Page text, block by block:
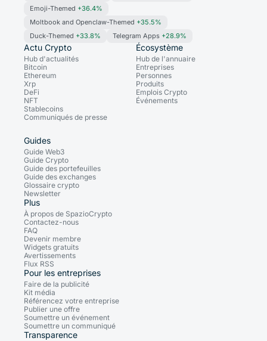
Emoji-Themed +36.4%
Moltbook and Openclaw-Themed +35.5%
Duck-Themed +33.8% Telegram Apps +28.9%
Actu Crypto
Hub d'actualités
Bitcoin
Ethereum
Xrp
DeFi
NFT
Stablecoins
Communiqués de presse
Écosystème
Hub de l'annuaire
Entreprises
Personnes
Produits
Emplois Crypto
Événements
Guides
Guide Web3
Guide Crypto
Guide des portefeuilles
Guide des exchanges
Glossaire crypto
Newsletter
Plus
À propos de SpazioCrypto
Contactez-nous
FAQ
Devenir membre
Widgets gratuits
Avertissements
Flux RSS
Pour les entreprises
Faire de la publicité
Kit média
Référencez votre entreprise
Publier une offre
Soumettre un événement
Soumettre un communiqué
Transparence